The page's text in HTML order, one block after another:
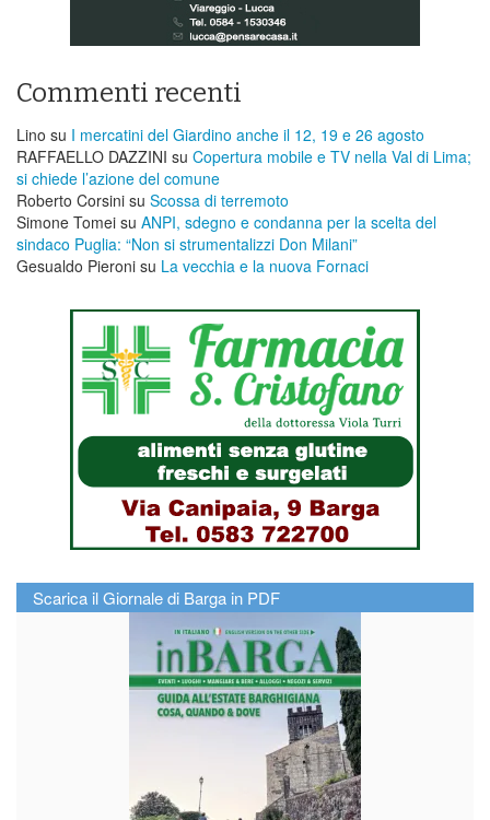
Commenti recenti
Lino su I mercatini del Giardino anche il 12, 19 e 26 agosto
RAFFAELLO DAZZINI su ​Copertura mobile e TV nella Val di Lima;
si chiede l’azione del comune
Roberto Corsini su Scossa di terremoto
Simone Tomei su ANPI, sdegno e condanna per la scelta del
sindaco Puglia: “Non si strumentalizzi Don Milani”
Gesualdo Pieroni su La vecchia e la nuova Fornaci
Scarica il Giornale di Barga in PDF